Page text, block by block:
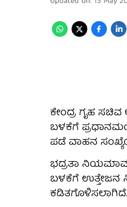
ಕೇಂದ್ರ ಗೃಹ
ಬಳಕೆಗೆ
ಪಡೆ ವಾಹನ
ಭದ್ರತಾ
ಬಳಕೆಗೆ ಉತ್ತೇಜನ
ಕಡಿತಗೊಳಿಸಲಾಗಿದೆ.